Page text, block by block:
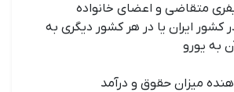
متقاضی و اعضای خانواده
کشور ایران یا در هر کشور دیگری به
به یورو
میزان حقوق و درآمد